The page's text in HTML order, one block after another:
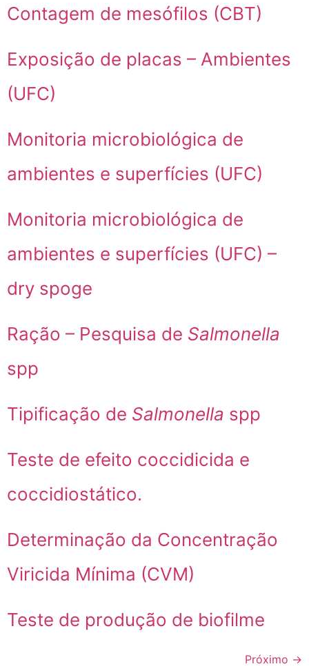
Contagem de mesófilos (CBT)
Exposição de placas – Ambientes
(UFC)
Monitoria microbiológica de
ambientes e superfícies (UFC)
Monitoria microbiológica de
ambientes e superfícies (UFC) –
dry spoge
Ração – Pesquisa de Salmonella
spp
Tipificação de Salmonella spp
Teste de efeito coccidicida e
coccidiostático.
Determinação da Concentração
Viricida Mínima (CVM)
Teste de produção de biofilme
Próximo →